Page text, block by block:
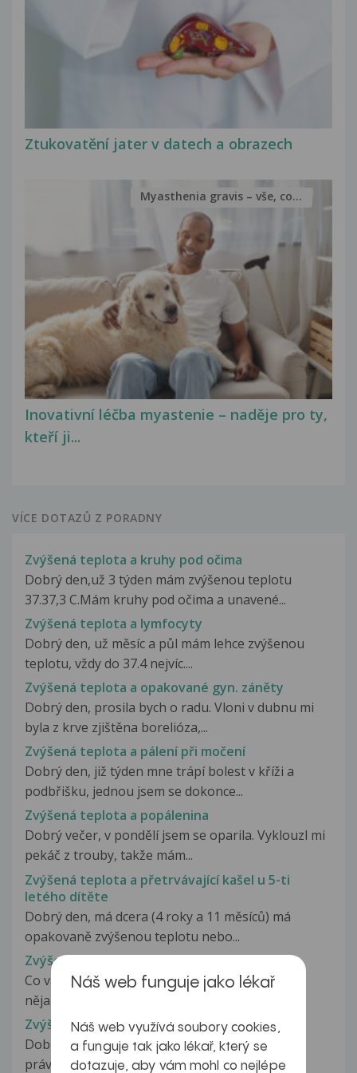
Ztukovatění jater v datech a obrazech
Inovativní léčba myastenie – naděje pro ty,
kteří ji...
Myasthenia gravis – vše, co...
VÍCE DOTAZŮ Z PORADNY
Zvýšená teplota a kruhy pod očima
Dobrý den,už 3 týden mám zvýšenou teplotu
37.37,3 C.Mám kruhy pod očima a unavené...
Zvýšená teplota a lymfocyty
Dobrý den, už měsíc a půl mám lehce zvýšenou
teplotu, vždy do 37.4 nejvíc....
Zvýšená teplota a opakované gyn. záněty
Dobrý den, prosila bych o radu. Vloni v dubnu mi
byla z krve zjištěna borelióza,...
Zvýšená teplota a pálení při močení
Dobrý den, již týden mne trápí bolest v kříži a
podbřišku, jednou jsem se dokonce...
Zvýšená teplota a popálenina
Dobrý večer, v pondělí jsem se oparila. Vyklouzl mi
pekáč z trouby, takže mám...
Zvýšená teplota a přetrvávající kašel u 5-ti
letého dítěte
Dobrý den, má dcera (4 roky a 11 měsíců) má
opakovaně zvýšenou teplotu nebo...
Zvýšená teplota a únava
Co vás trápí, jak dlouho problém trvá, berete
nějaké léky, proběhlo již nějaké...
Zvýšená teplota a únava
Dobrý den, nejsem si jista, zda můj dotaz patří
právě Vám, ale doufám, že mi...
Náš web funguje jako lékař
Náš web využívá soubory cookies,
a funguje tak jako lékař, který se
dotazuje, aby vám mohl co nejlépe